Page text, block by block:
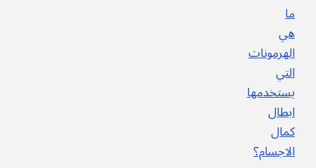
ما
هي
الهرمونات
التي
يستخدمها
ابطال
كمال
الاجسام؟